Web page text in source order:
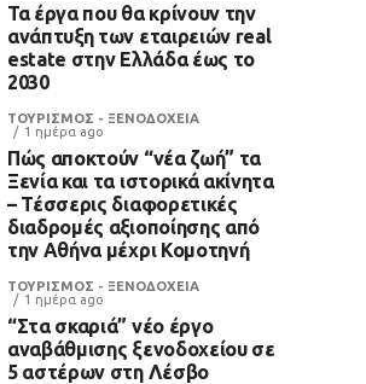
Τα έργα που θα κρίνουν την
ανάπτυξη των εταιρειών real
estate στην Ελλάδα έως το
2030
ΤΟΥΡΙΣΜΟΣ - ΞΕΝΟΔΟΧΕΙΑ
1 ημέρα ago
Πώς αποκτούν “νέα ζωή” τα
Ξενία και τα ιστορικά ακίνητα
– Τέσσερις διαφορετικές
διαδρομές αξιοποίησης από
την Αθήνα μέχρι Κομοτηνή
ΤΟΥΡΙΣΜΟΣ - ΞΕΝΟΔΟΧΕΙΑ
1 ημέρα ago
“Στα σκαριά” νέο έργο
αναβάθμισης ξενοδοχείου σε
5 αστέρων στη Λέσβο